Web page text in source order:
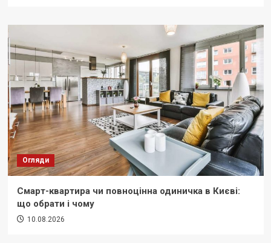
Огляди
Смарт-квартира чи повноцінна одиничка в Києві:
що обрати і чому
10.08.2026